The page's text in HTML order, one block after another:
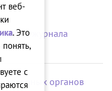
от журнала
органов
веб-
. Это
с